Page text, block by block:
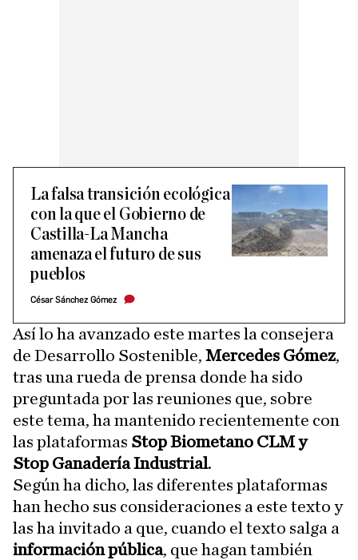
La falsa transición ecológica
con la que el Gobierno de
Castilla-La Mancha
amenaza el futuro de sus
pueblos
César Sánchez Gómez
Así lo ha avanzado este martes la consejera
de Desarrollo Sostenible, Mercedes Gómez,
tras una rueda de prensa donde ha sido
preguntada por las reuniones que, sobre
este tema, ha mantenido recientemente con
las plataformas Stop Biometano CLM y
Stop Ganadería Industrial.
Según ha dicho, las diferentes plataformas
han hecho sus consideraciones a este texto y
las ha invitado a que, cuando el texto salga a
información pública, que hagan también